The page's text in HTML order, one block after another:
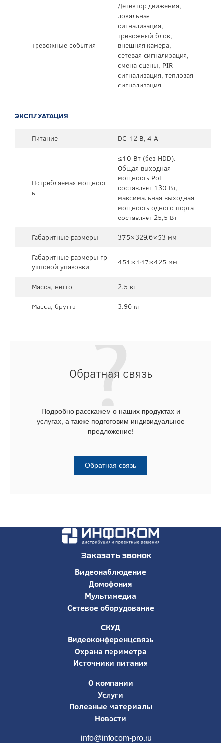
Тревожные события
Детектор движения,
локальная
сигнализация,
тревожный блок,
внешняя камера,
сетевая сигнализация,
смена сцены, PIR-
сигнализация, тепловая
сигнализация
ЭКСПЛУАТАЦИЯ
Питание DC 12 В, 4 А
Потребляемая мощност
ь
≤10 Вт (без HDD).
Общая выходная
мощность PoE
составляет 130 Вт,
максимальная выходная
мощность одного порта
составляет 25,5 Вт
Габаритные размеры
375×329.6×53 мм
Габаритные размеры гр
упповой упаковки
451×147×425 мм
Масса, нетто
2.5 кг
Масса, брутто
3.96 кг
Обратная связь
Подробно расскажем о наших продуктах и
услугах, а также подготовим индивидуальное
предложение!
Обратная связь
Заказать звонок
Видеонаблюдение
Домофония
Мультимедиа
Сетевое оборудование
СКУД
Видеоконференцсвязь
Охрана периметра
Источники питания
О компании
Услуги
Полезные материалы
Новости
info@infocom-pro.ru